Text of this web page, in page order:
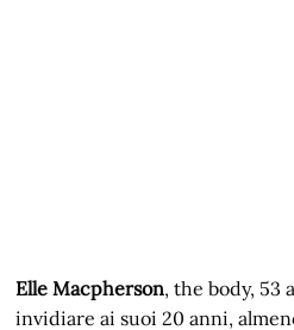
Elle Macpherson, the body, 53
invidiare ai suoi 20 anni,